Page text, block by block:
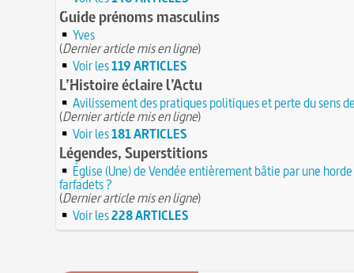
Guide prénoms masculins
Yves
(Dernier article mis en ligne)
Voir les119 ARTICLES
L’Histoire éclaire l’Actu
Avilissement des pratiques politiques et perte du sens
(Dernier article mis en ligne)
Voir les181 ARTICLES
Légendes, Superstitions
Église (Une) de Vendée entièrement bâtie par une
farfadets ?
(Dernier article mis en ligne)
Voir les228 ARTICLES